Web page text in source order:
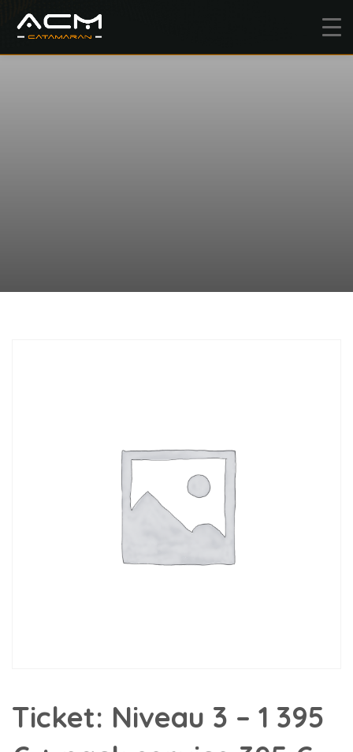
Ticket: Niveau 3 – 1 395